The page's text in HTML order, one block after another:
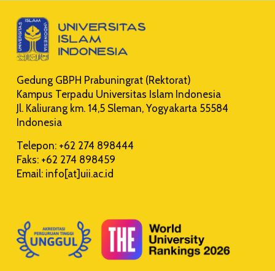
Gedung GBPH Prabuningrat (Rektorat)
Kampus Terpadu Universitas Islam Indonesia
Jl. Kaliurang km. 14,5 Sleman, Yogyakarta 55584
Indonesia
Telepon: +62 274 898444
Faks: +62 274 898459
Email: info[at]uii.ac.id